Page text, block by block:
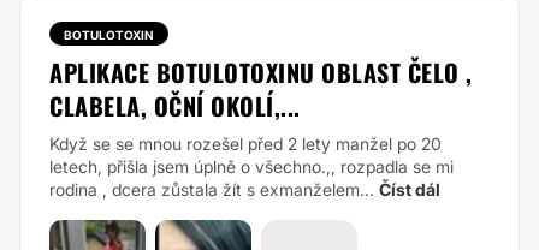
BOTULOTOXIN
APLIKACE BOTULOTOXINU OBLAST ČELO ,
CLABELA, OČNÍ OKOLÍ,...
Když se se mnou rozešel před 2 lety manžel po 20
letech, přišla jsem úplně o všechno.,, rozpadla se mi
rodina , dcera zůstala žít s exmanželem... Číst dál